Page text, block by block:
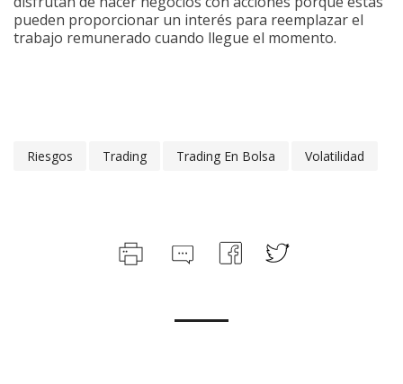
pueden proporcionar un interés para reemplazar el
trabajo remunerado cuando llegue el momento.
Riesgos Trading Trading En Bolsa Volatilidad